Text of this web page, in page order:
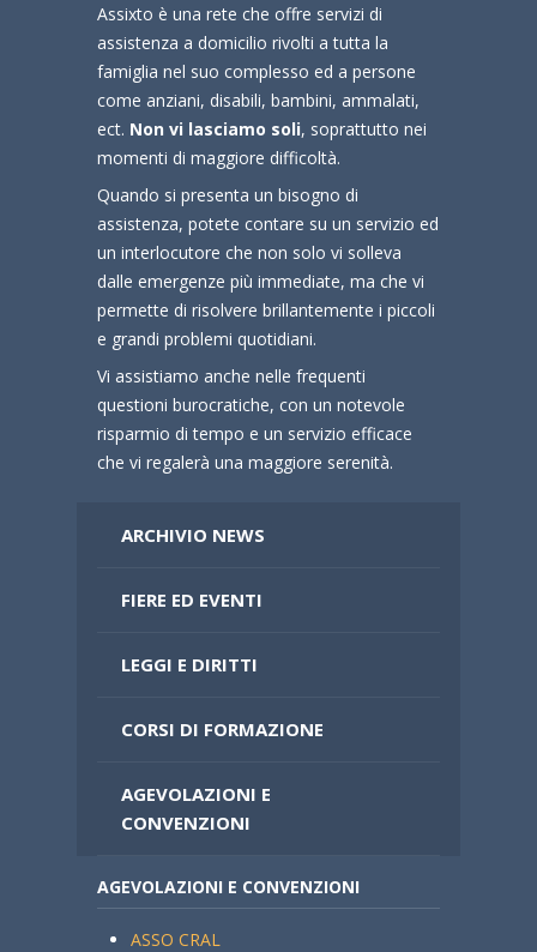
Assixto è una rete che offre servizi di
assistenza a domicilio rivolti a tutta la
famiglia nel suo complesso ed a persone
come anziani, disabili, bambini, ammalati,
ect. Non vi lasciamo soli, soprattutto nei
momenti di maggiore difficoltà.
Quando si presenta un bisogno di
assistenza, potete contare su un servizio ed
un interlocutore che non solo vi solleva
dalle emergenze più immediate, ma che vi
permette di risolvere brillantemente i piccoli
e grandi problemi quotidiani.
Vi assistiamo anche nelle frequenti
questioni burocratiche, con un notevole
risparmio di tempo e un servizio efficace
che vi regalerà una maggiore serenità.
ARCHIVIO NEWS
FIERE ED EVENTI
LEGGI E DIRITTI
CORSI DI FORMAZIONE
AGEVOLAZIONI E
CONVENZIONI
AGEVOLAZIONI E CONVENZIONI
ASSO CRAL